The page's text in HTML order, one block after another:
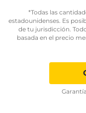
*Todas las
estadounidenses. Es
de tu jurisdicción.
basada en el precio